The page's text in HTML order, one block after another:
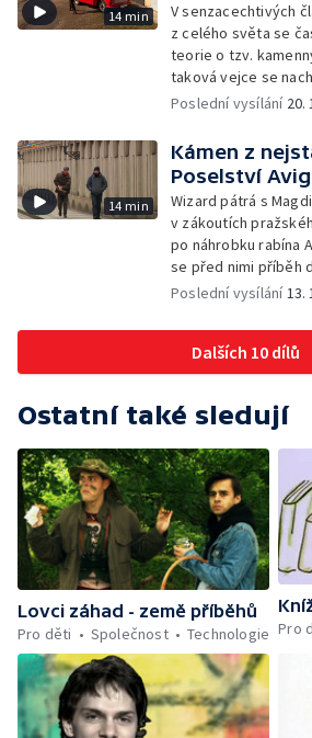
14 min
V senzacechtivých
z celého světa se
teorie o tzv.
taková vejce se
a Wizard se pokusí
Poslední vysílání 20.
14 min
Kámen z
Poselství
Wizard pátrá s
v zákoutích
po náhrobku rabína
se před nimi příběh
středověkého
Poslední vysílání13.
Dalších 10 dílů
Ostatní také sledují
Lovci záhad - země příběhů
Pro děti
Společnost Technologie Pro